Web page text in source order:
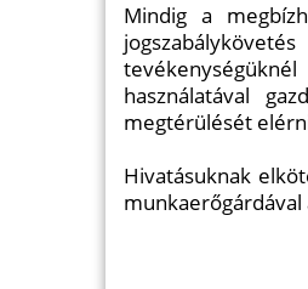
Mindig a
használatával
megtérülését
Hivatásuknak